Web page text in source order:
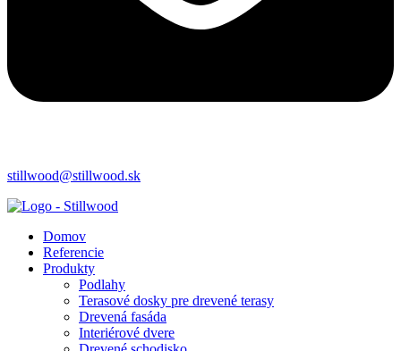
stillwood@stillwood.sk
Domov
Referencie
Produkty
Podlahy
Terasové dosky pre drevené terasy
Drevená fasáda
Interiérové dvere